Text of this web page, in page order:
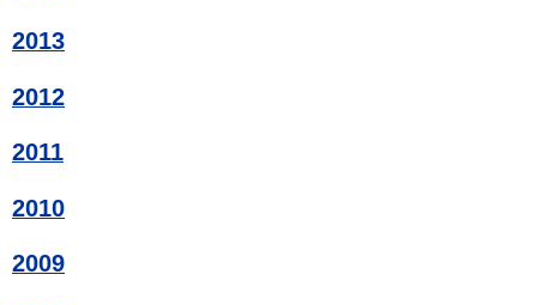
2013
2012
2011
2010
2009